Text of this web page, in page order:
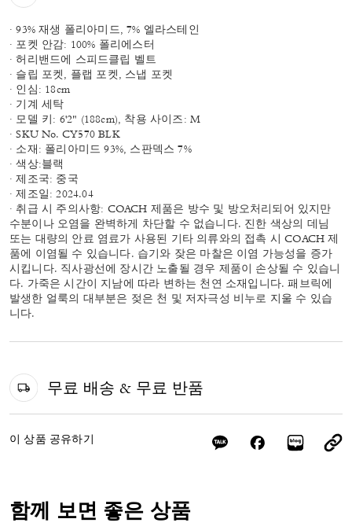
· 93% 재생 폴리아미드, 7% 엘라스테인
· 포켓 안감: 100% 폴리에스터
· 허리밴드에 스피드클립 벨트
· 슬립 포켓, 플랩 포켓, 스냅 포켓
· 인심: 18cm
· 기계 세탁
· 모델 키: 6'2" (188cm), 착용 사이즈: M
· SKU No. CY570 BLK
· 소재: 폴리아미드 93%, 스판덱스 7%
· 색상:블랙
· 제조국: 중국
· 제조일: 2024.04
· 취급 시 주의사항: COACH 제품은 방수 및 방오처리되어 있지만
수분이나 오염을 완벽하게 차단할 수 없습니다. 진한 색상의 데님
또는 대량의 안료 염료가 사용된 기타 의류와의 접촉 시 COACH 제
품에 이염될 수 있습니다. 습기와 잦은 마찰은 이염 가능성을 증가
시킵니다. 직사광선에 장시간 노출될 경우 제품이 손상될 수 있습니
다. 가죽은 시간이 지남에 따라 변하는 천연 소재입니다. 패브릭에
발생한 얼룩의 대부분은 젖은 천 및 저자극성 비누로 지울 수 있습
니다.
무료 배송 & 무료 반품
이 상품 공유하기
함께 보면 좋은 상품